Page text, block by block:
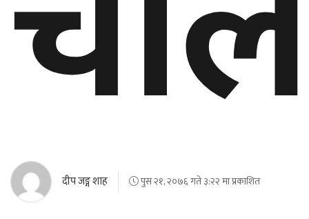
दीप जङ्ग शाह पुस २१, २०७६ गते ३:२२ मा प्रकाशित